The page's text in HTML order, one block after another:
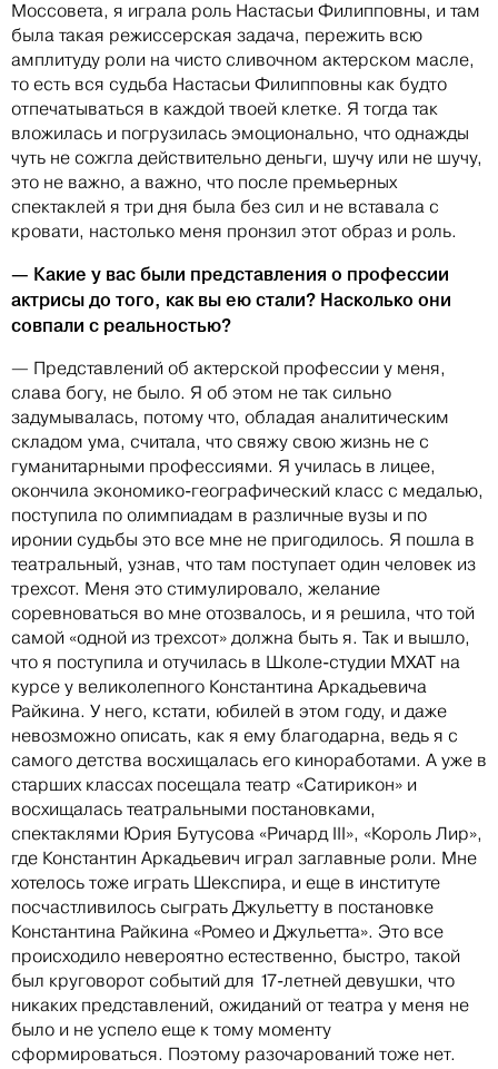
Моссовета, я играла роль Настасьи Филипповны, и там
была такая режиссерская задача, пережить всю
амплитуду роли на чисто сливочном актерском масле,
то есть вся судьба Настасьи Филипповны как будто
отпечатываться в каждой твоей клетке. Я тогда так
вложилась и погрузилась эмоционально, что однажды
чуть не сожгла действительно деньги, шучу или не шучу,
это не важно, а важно, что после премьерных
спектаклей я три дня была без сил и не вставала с
кровати, настолько меня пронзил этот образ и роль.
— Какие у вас были представления о профессии
актрисы до того, как вы ею стали? Насколько они
совпали с реальностью?
— Представлений об актерской профессии у меня,
слава богу, не было. Я об этом не так сильно
задумывалась, потому что, обладая аналитическим
складом ума, считала, что свяжу свою жизнь не с
гуманитарными профессиями. Я училась в лицее,
окончила экономико-географический класс с медалью,
поступила по олимпиадам в различные вузы и по
иронии судьбы это все мне не пригодилось. Я пошла в
театральный, узнав, что там поступает один человек из
трехсот. Меня это стимулировало, желание
соревноваться во мне отозвалось, и я решила, что той
самой «одной из трехсот» должна быть я. Так и вышло,
что я поступила и отучилась в Школе-студии МХАТ на
курсе у великолепного Константина Аркадьевича
Райкина. У него, кстати, юбилей в этом году, и даже
невозможно описать, как я ему благодарна, ведь я с
самого детства восхищалась его киноработами. А уже в
старших классах посещала театр «Сатирикон» и
восхищалась театральными постановками,
спектаклями Юрия Бутусова «Ричард III», «Король Лир»,
где Константин Аркадьевич играл заглавные роли. Мне
хотелось тоже играть Шекспира, и еще в институте
посчастливилось сыграть Джульетту в постановке
Константина Райкина «Ромео и Джульетта». Это все
происходило невероятно естественно, быстро, такой
был круговорот событий для 17-летней девушки, что
никаких представлений, ожиданий от театра у меня не
было и не успело еще к тому моменту
сформироваться. Поэтому разочарований тоже нет.